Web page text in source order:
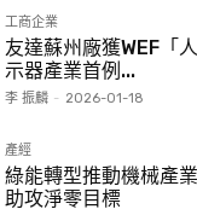
工商企業
友達蘇州廠獲WEF「
示器產業首例...
李 振麟 - 2026-01-18
產經
綠能轉型推動機械產
助攻淨零目標